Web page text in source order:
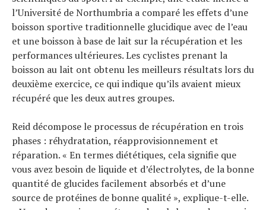
l’Université de Northumbria a comparé les effets d’une
boisson sportive traditionnelle glucidique avec de l’eau
et une boisson à base de lait sur la récupération et les
performances ultérieures. Les cyclistes prenant la
boisson au lait ont obtenu les meilleurs résultats lors du
deuxième exercice, ce qui indique qu’ils avaient mieux
récupéré que les deux autres groupes.
Reid décompose le processus de récupération en trois
phases : réhydratation, réapprovisionnement et
réparation. « En termes diététiques, cela signifie que
vous avez besoin de liquide et d’électrolytes, de la bonne
quantité de glucides facilement absorbés et d’une
source de protéines de bonne qualité », explique-t-elle.